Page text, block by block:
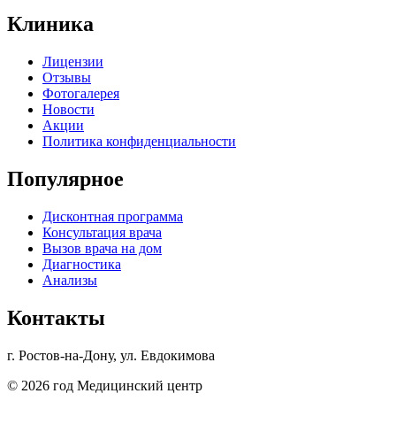
Клиника
Лицензии
Отзывы
Фотогалерея
Новости
Акции
Политика конфиденциальности
Популярное
Дисконтная программа
Консультация врача
Вызов врача на дом
Диагностика
Анализы
Контакты
г. Ростов-на-Дону, ул. Евдокимова
© 2026 год Медицинский центр